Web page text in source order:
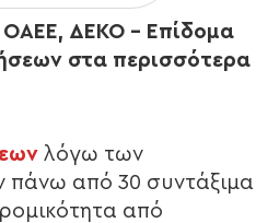
ΟΑΕΕ, ΔΕΚΟ – Επίδομα
στα περισσότερα
λόγω των
πάνω από 30 συντάξιμα
από